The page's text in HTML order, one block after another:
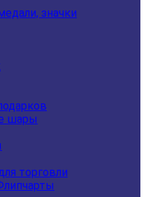
значки
шары
торговли